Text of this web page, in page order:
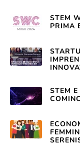
STEM
PRIMA
STEM